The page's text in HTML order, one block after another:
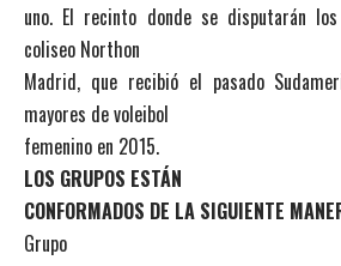
uno. El recinto donde se disputarán
coliseo Northon
Madrid, que recibió el pasado
mayores de voleibol
femenino en 2015.
LOS GRUPOS ESTÁN
CONFORMADOS DE LA SIGUIENTE
Grupo